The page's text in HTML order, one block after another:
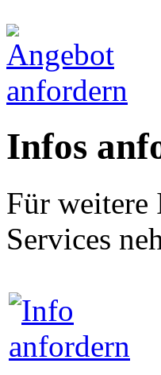
Infos
Für weitere
Services